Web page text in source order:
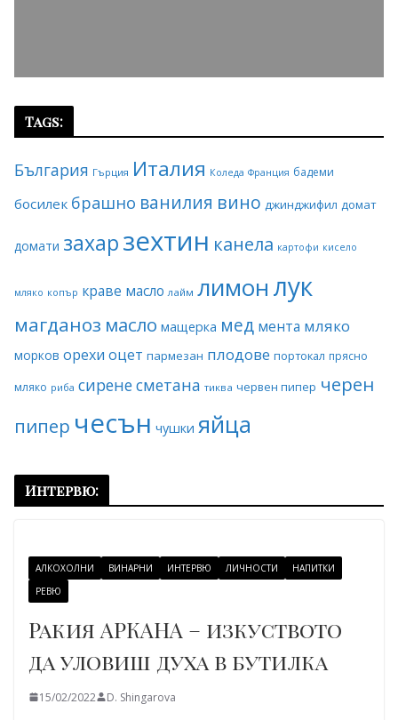
Tags:
България Гърция Италия Коледа Франция бадеми
босилек брашно ванилия вино джинджифил домат
домати захарзехтин канела картофи кисело
мляко копър краве масло лайм лимонлук
магданоз масло мащерка мед мента мляко
морков орехи оцет пармезан плодове портокал прясно
мляко риба сиренесметана тиква червен пипер черен
пипер чесън чушки яйца
Интервю:
АЛКОХОЛНИ ВИНАРНИ ИНТЕРВЮ ЛИЧНОСТИ
НАПИТКИ
РЕВЮ
Ракия АРКАНА – изкуството
да уловиш духа в бутилка
15/02/2022 D. Shingarova